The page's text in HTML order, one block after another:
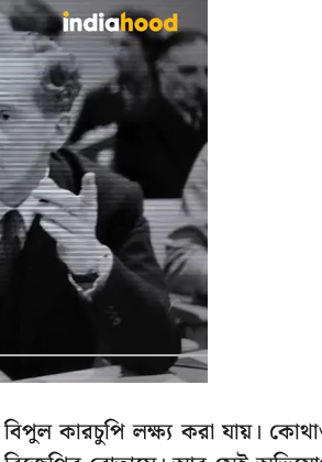
বিপুল কারচুপি লক্ষ্য করা যায়।